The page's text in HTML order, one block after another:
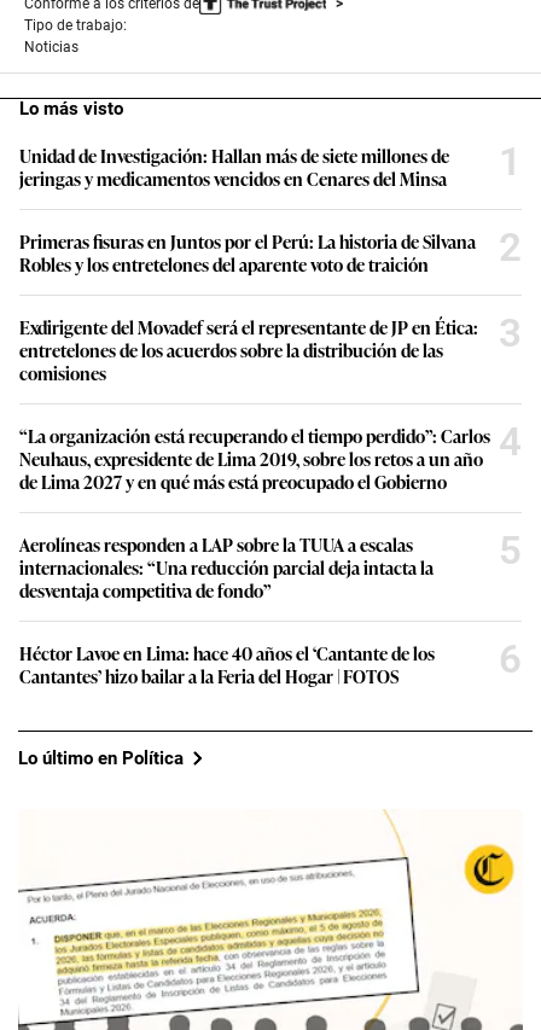
Conforme a los criterios de
Tipo de trabajo:
Noticias
Lo más visto
Unidad de Investigación: Hallan más de siete millones de
jeringas y medicamentos vencidos en Cenares del Minsa
1
Primeras fisuras en Juntos por el Perú: La historia de Silvana
Robles y los entretelones del aparente voto de traición
2
Exdirigente del Movadef será el representante de JP en Ética:
entretelones de los acuerdos sobre la distribución de las
comisiones
3
“La organización está recuperando el tiempo perdido”: Carlos
Neuhaus, expresidente de Lima 2019, sobre los retos a un año
de Lima 2027 y en qué más está preocupado el Gobierno
4
Aerolíneas responden a LAP sobre la TUUA a escalas
internacionales: “Una reducción parcial deja intacta la
desventaja competitiva de fondo”
5
Héctor Lavoe en Lima: hace 40 años el ‘Cantante de los
Cantantes’ hizo bailar a la Feria del Hogar | FOTOS
6
Lo último en Política